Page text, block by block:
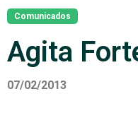
Comunicados
Agita
07/02/2013